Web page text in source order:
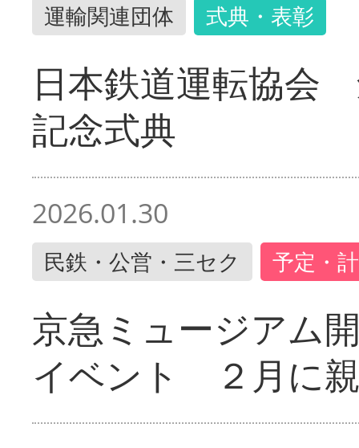
運輸関連団体 式典・表彰
日本鉄道運転協会
記念式典
2026.01.30
民鉄・公営・三セク 予定・
京急ミュージアム
イベント ２月に